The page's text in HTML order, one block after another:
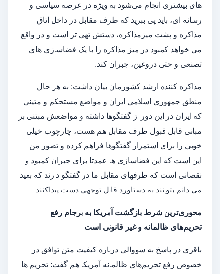
های بیشتری انجام می‌شود به ویژه در عرصه سیاسی و
رسانه ای، باید پی ببرید که طرف مقابل در داخل اتاق
مذاکره و پشت میزمذاکره، دستش تهی تر است و در واقع
می خواهد کمبود در میز مذاکره را با یک فضاسازی های
تصنعی و حتی دروغین، جبران کند.
مذاکره کننده ارشد کشورمان بیان داشت: به هر حال
منطق جمهوری اسلامی ایران و مواضع مستحکم و متینی
که ایران در این دور از گفتگوها داشته و مواضعش مبتنی بر
مبانی قابل قبول طرف مقابل هم هست، چارچوب خیلی
خوبی را برای استمرار گفتگوها فراهم کرده و تصور من
این است که این فضاسازی ها عمدتا برای جبران کمبود و
نقصانی است که طرفهای مقابل ما در گفتگو دارند که بعید
می دانم بتوانند به دستاورد قابل توجهی دست پیداکنند.
محوری‌ترین شرط بازگشت آمریکا به برجام رفع
تحریم‌های ظالمانه و غیر قانونی است
باقری در پاسخ به سووالی درباره کیفیت متن توافق در
خصوص رفع تحریم‌های ظالمانه آمریکا هم گفت: تحریم ها